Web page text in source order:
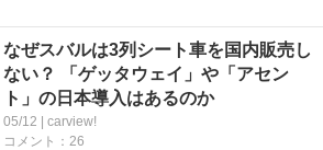
なぜスバルは3列シート車を国内販売し
ない？ 「ゲッタウェイ」や「アセン
ト」の日本導入はあるのか
05/12 | carview!
コメント：26